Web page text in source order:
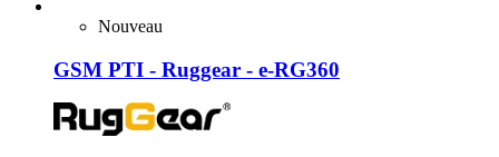
Nouveau
GSM PTI - Ruggear - e-RG360